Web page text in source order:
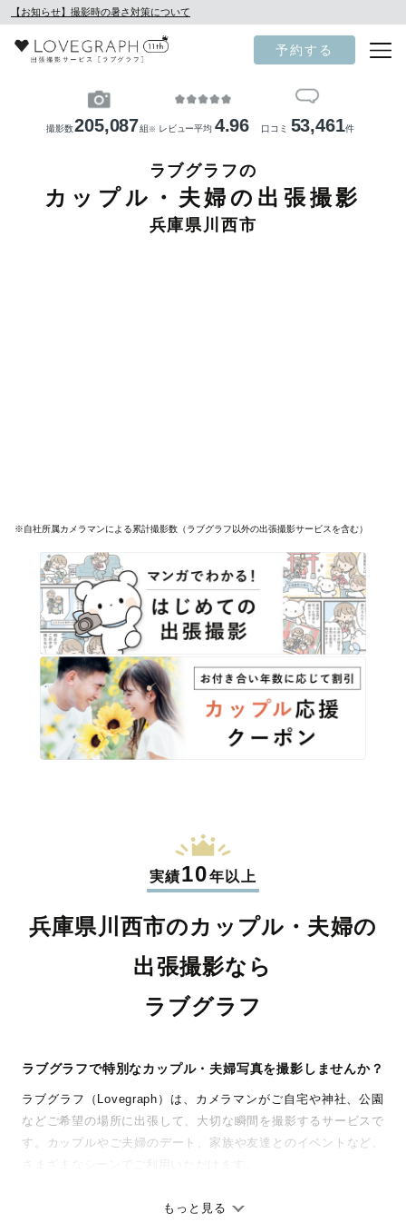
【お知らせ】撮影時の暑さ対策について
予約する
撮影数205,087組 ※ レビュー平均 4.96 口コミ 53,461件
ラブグラフの
カップル・夫婦の出張撮影
兵庫県川西市
※自社所属カメラマンによる累計撮影数（ラブグラフ以外の出張撮影サービスを含む）
実績10年以上
兵庫県川西市のカップル・夫婦の
出張撮影なら
ラブグラフ
ラブグラフで特別なカップル・夫婦写真を撮影しませんか？
ラブグラフ（Lovegraph）は、カメラマンがご自宅や神社、公園
などご希望の場所に出張して、大切な瞬間を撮影するサービスで
す。カップルやご夫婦のデート、家族や友達とのイベントなど、
ありのままの空気感を大切に、何十年経っても見返したくなるよ
もっと見る